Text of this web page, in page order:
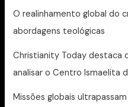
O realinhamento global do
abordagens teológicas
Christianity Today destaca
analisar o Centro Ismaelita
Missões globais